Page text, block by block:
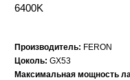
6400K
Производитель: FERON
Цоколь: GX53
Максимальная мощность